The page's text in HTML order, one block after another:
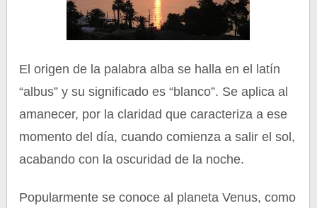
El origen de la palabra alba se halla en el latín
“albus” y su significado es “blanco”. Se aplica al
amanecer, por la claridad que caracteriza a ese
momento del día, cuando comienza a salir el sol,
acabando con la oscuridad de la noche.
Popularmente se conoce al planeta Venus, como